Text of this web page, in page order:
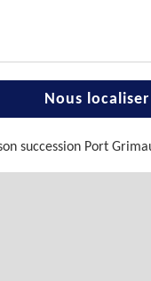
Nous localiser
succession Port